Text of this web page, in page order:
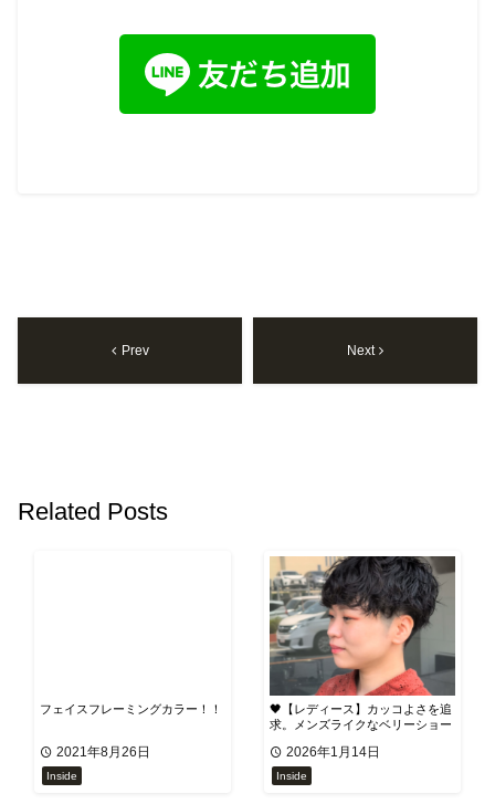
Prev Next
Related Posts
フェイスフレーミングカラー！！
2021年8月26日
Inside
🖤【レディース】カッコよさを追
求。メンズライクなベリーショー
2026年1月14日
Inside